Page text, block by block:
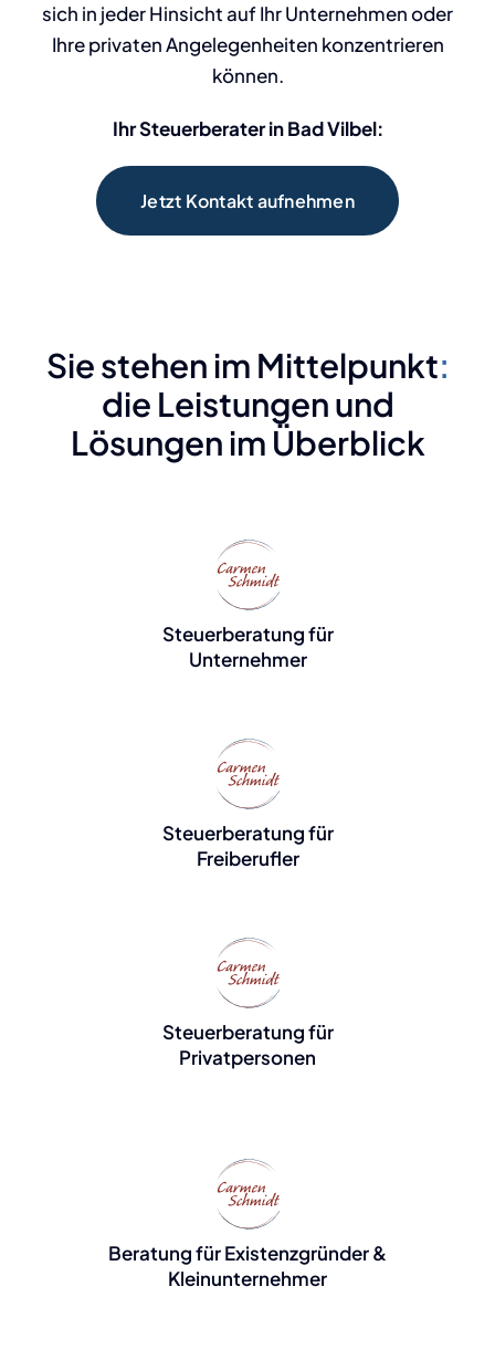
sich in jeder Hinsicht auf Ihr Unternehmen oder
Ihre privaten Angelegenheiten konzentrieren
können.
Ihr Steuerberater in Bad Vilbel:
Jetzt Kontakt aufnehmen
Sie stehen im Mittelpunkt:
die Leistungen und
Lösungen im Überblick
Steuerberatung für
Unternehmer
Steuerberatung für
Freiberufler
Steuerberatung für
Privatpersonen
Beratung für Existenzgründer &
Kleinunternehmer